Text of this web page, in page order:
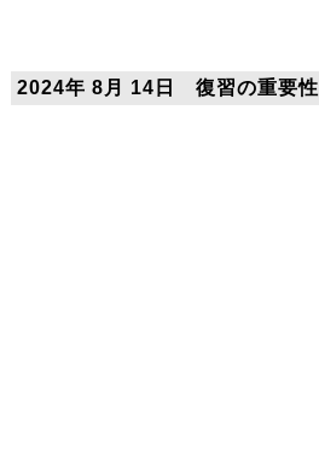
2024年 8月 14日 復習の重要性